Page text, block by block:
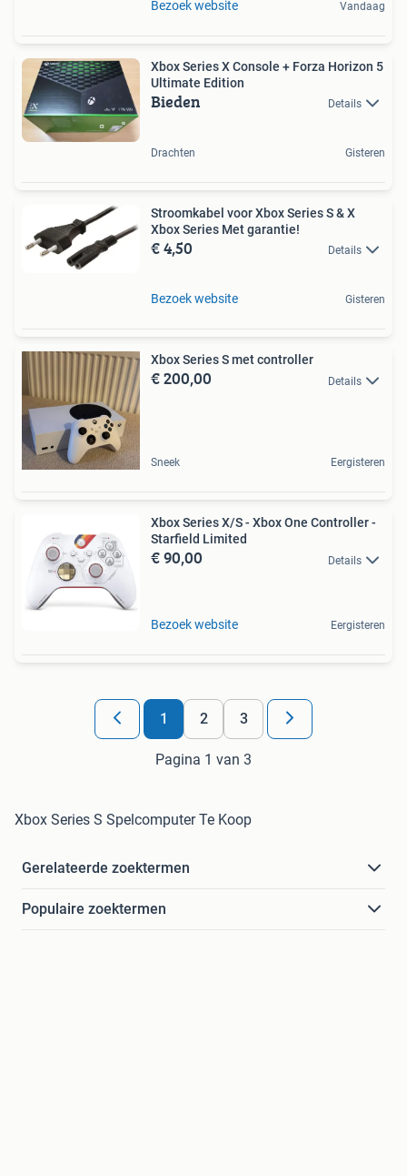
Bezoek website Vandaag
Xbox Series X Console + Forza Horizon 5
Ultimate Edition
Bieden Details
Drachten Gisteren
Stroomkabel voor Xbox Series S & X
Xbox Series Met garantie!
€ 4,50 Details
Bezoek website Gisteren
Xbox Series S met controller
€ 200,00 Details
Sneek Eergisteren
Xbox Series X/S - Xbox One Controller -
Starfield Limited
€ 90,00 Details
Bezoek website Eergisteren
1 2 3
Pagina 1 van 3
Xbox Series S Spelcomputer Te Koop
Gerelateerde zoektermen
Populaire zoektermen